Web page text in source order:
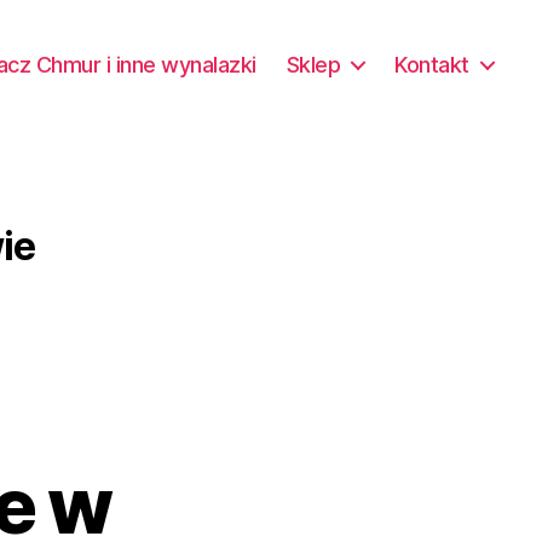
Chmur i inne wynalazki Sklep Kontakt
w